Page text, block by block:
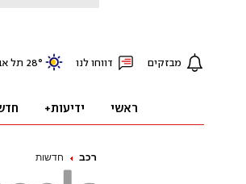
רכב חדשות